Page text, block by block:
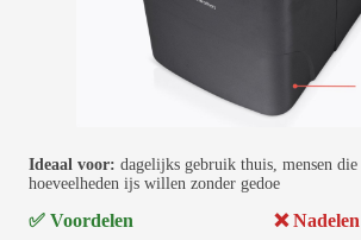
Ideaal voor: dagelijks gebruik thuis, mensen die
hoeveelheden ijs willen zonder gedoe
✅ Voordelen ❌ Nadelen